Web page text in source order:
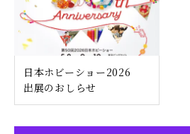
日本ホビーショー2026
出展のおしらせ